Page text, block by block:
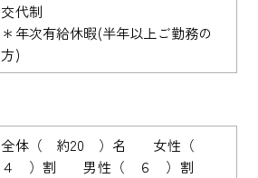
交代制
＊年次有給休暇(半年以上ご勤務の
方)
全体（ 約20 ）名 女性（
４ ）割 男性（ ６ ）割